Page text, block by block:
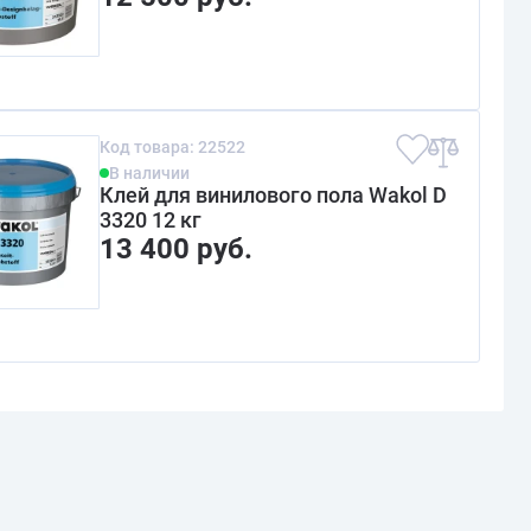
Код товара: 22522
В наличии
Клей для винилового пола Wakol D
3320 12 кг
13 400 руб.